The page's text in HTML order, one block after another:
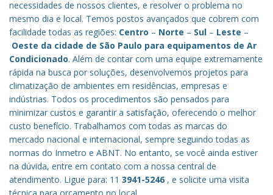
necessidades de nossos clientes, e resolver o problema no
mesmo dia e local. Temos postos avançados que cobrem com
facilidade todas as regiões: Centro – Norte – Sul – Leste –
Oeste da cidade de São Paulo para equipamentos de Ar
Condicionado. Além de contar com uma equipe extremamente
rápida na busca por soluções, desenvolvemos projetos para
climatização de ambientes em residências, empresas e
indústrias. Todos os procedimentos são pensados para
minimizar custos e garantir a satisfação, oferecendo o melhor
custo benefício. Trabalhamos com todas as marcas do
mercado nacional e internacional, sempre seguindo todas as
normas do Inmetro e ABNT. No entanto, se você ainda estiver
na dúvida, entre em contato com a nossa central de
atendimento. Ligue para: 11 3941-5246 , e solicite uma visita